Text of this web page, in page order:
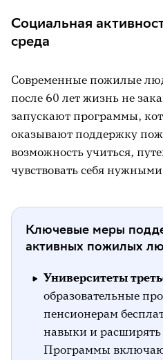
Социальная
среда
Современные пожилые
после 60 лет жизнь не
запускают программы,
оказывают поддержку
возможность учиться,
чувствовать себя
Ключевые меры
активных пожилых
Университеты
образовательные
пенсионерам
навыки и расширять
Программы